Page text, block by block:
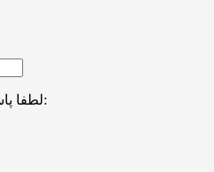
لطفا پاسخ را به عدد انگلیسی وارد کنید: